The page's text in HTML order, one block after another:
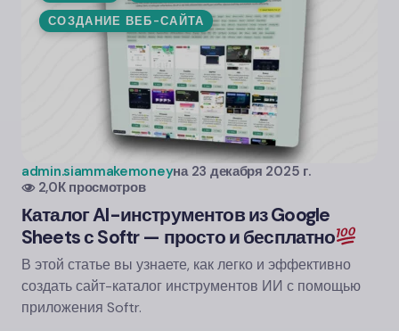
СОЗДАНИЕ ВЕБ-САЙТА
admin.siammakemoneyна 23 декабря 2025 г.
2,0К просмотров
Каталог AI-инструментов из Google
Sheets с Softr — просто и бесплатно
В этой статье вы узнаете, как легко и эффективно
создать сайт-каталог инструментов ИИ с помощью
приложения Softr.